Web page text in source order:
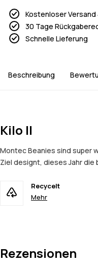
Kostenloser Versand
30 Tage
Schnelle Lieferung
Beschreibung
Kilo II
Montec Beanies sind super
Ziel designt, dieses Jahr die
Recycelt
Mehr
Rezensionen